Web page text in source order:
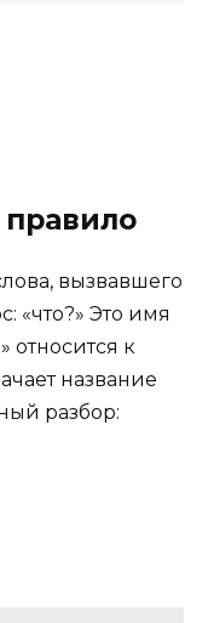
вызвавшего
«что?» Это имя
относится к
название
разбор: